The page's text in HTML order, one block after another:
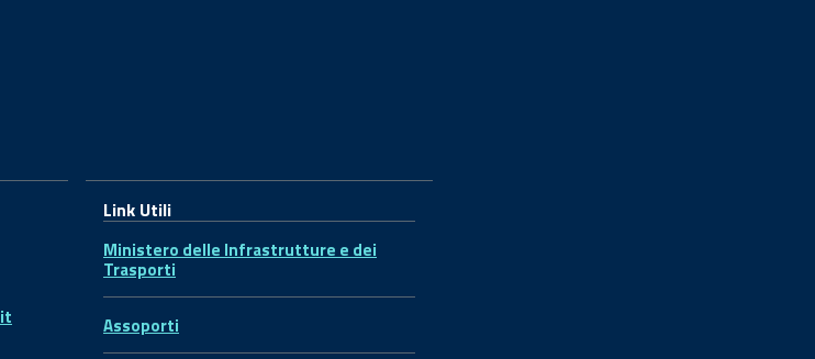
Link Utili
Ministero delle Infrastrutture e dei
Trasporti
Assoporti